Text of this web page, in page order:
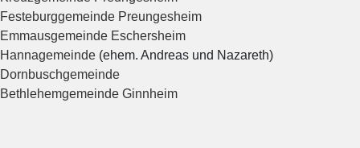
Festeburggemeinde Preungesheim
Emmausgemeinde Eschersheim
Hannagemeinde (ehem. Andreas und Nazareth)
Dornbuschgemeinde
Bethlehemgemeinde Ginnheim